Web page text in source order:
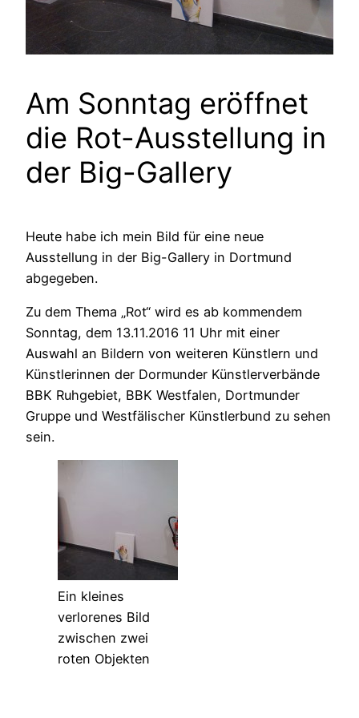
Am Sonntag eröffnet
die Rot-Ausstellung in
der Big-Gallery
Heute habe ich mein Bild für eine neue
Ausstellung in der Big-Gallery in Dortmund
abgegeben.
Zu dem Thema „Rot“ wird es ab kommendem
Sonntag, dem 13.11.2016 11 Uhr mit einer
Auswahl an Bildern von weiteren Künstlern und
Künstlerinnen der Dormunder Künstlerverbände
BBK Ruhgebiet, BBK Westfalen, Dortmunder
Gruppe und Westfälischer Künstlerbund zu sehen
sein.
Ein kleines
verlorenes Bild
zwischen zwei
roten Objekten